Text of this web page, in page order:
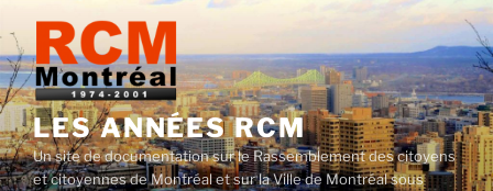
au
contenu
LES ANNÉES RCM
Un site de documentation sur le Rassemblement des citoyens
et citoyennes de Montréal et sur la Ville de Montréal sous